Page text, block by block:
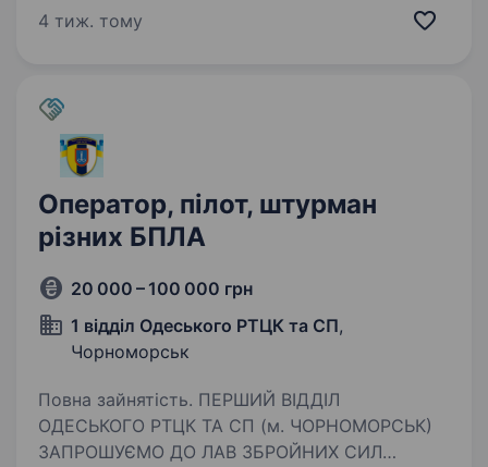
штурман безпілотних апаратів Гарантуємо:
4 тиж. тому
Оператор, пілот, штурман
різних БПЛА
20 000 – 100 000 грн
1 відділ Одеського РТЦК та СП,
Чорноморськ
Повна зайнятість. ПЕРШИЙ ВІДДІЛ
ОДЕСЬКОГО РТЦК ТА СП (м. ЧОРНОМОРСЬК)
ЗАПРОШУЄМО ДО ЛАВ ЗБРОЙНИХ СИЛ